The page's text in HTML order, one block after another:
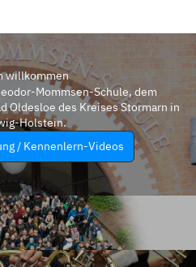
willkommen
Mommsen-Schule, dem
Oldesloe des Kreises Stormarn in
Holstein.
/ Kennenlern-Videos